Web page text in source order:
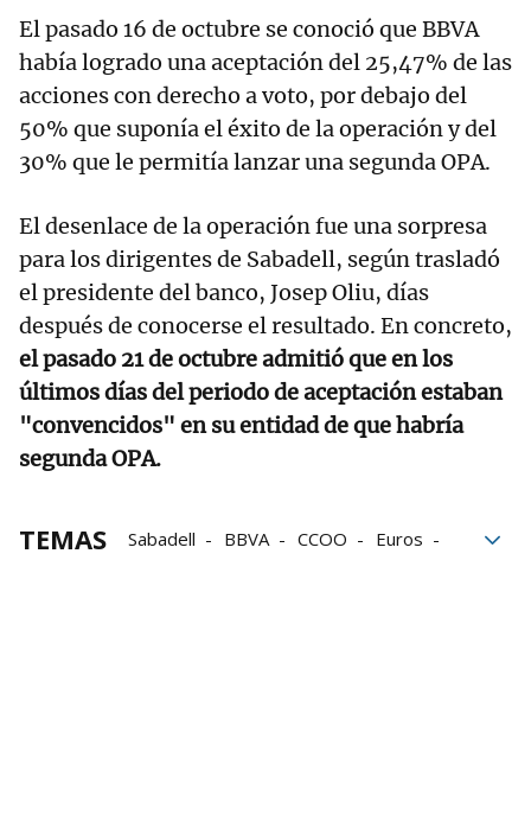
El pasado 16 de octubre se conoció que BBVA
había logrado una aceptación del 25,47% de las
acciones con derecho a voto, por debajo del
50% que suponía el éxito de la operación y del
30% que le permitía lanzar una segunda OPA.
El desenlace de la operación fue una sorpresa
para los dirigentes de Sabadell, según trasladó
el presidente del banco, Josep Oliu, días
después de conocerse el resultado. En concreto,
el pasado 21 de octubre admitió que en los
últimos días del periodo de aceptación estaban
"convencidos" en su entidad de que habría
segunda OPA.
TEMAS Sabadell BBVA CCOO
Euros